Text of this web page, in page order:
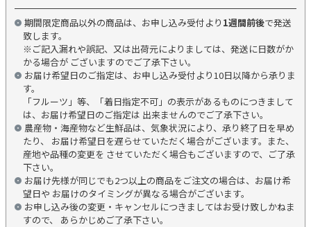
期間限定商品以外の商品は、お申し込み受付より 1週間前後で発送
致します。
※ご記入漏れや誤記、又は出荷元によりましては、発送に日数がか
かる場合が ございますのでご了承下さい。
お届け希望日のご指定は、お申し込み受付より10日以降から承りま
す。
「フルーツ」等、「着日指定不可」の表示があるものにつきまして
は、お届け希望日のご指定は 出来ませんのでご了承下さい。
農産物・海産物など生鮮品は、気象状況により、承り終了日を早め
たり、 お届け希望日を遅らせていただく場合がございます。また、
産地や品種の変更を させていただく場合もございますので、ご了承
下さい。
お届け先様が同じでも2つ以上の商品をご注文の場合は、お届け希
望日や お届けのタイミングが異なる場合がございます。
お申し込み後の変更・キャンセルにつきましてはお受け致しかねま
すので、 あらかじめご了承下さい。